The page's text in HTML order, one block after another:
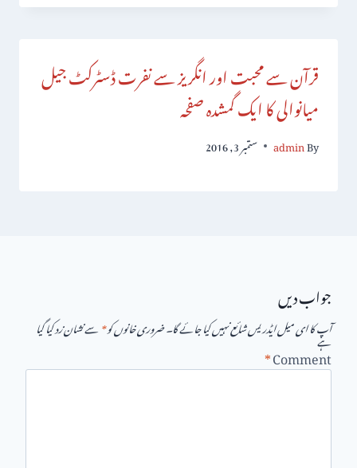
قرآن سے محبت اور انگریز سے نفرت ڈسٹرکٹ جیل
میانوالی کا ایک گمشدہ صفحہ
By
admin ستمبر 3, 2016
جواب دیں
آپ کا ای میل ایڈریس شائع نہیں کیا جائے گا۔ضروری خانوں کو*سے نشان زد کیا گیا ہے
Comment
*